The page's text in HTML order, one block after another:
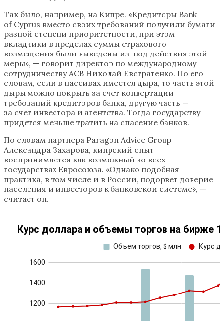
Так было, например, на Кипре. «Кредиторы Bank
of Cyprus вместо своих требований получили бумаги
разной степени приоритетности, при этом
вкладчики в пределах суммы страхового
возмещения были выведены из-под действия этой
меры», — говорит директор по международному
сотрудничеству АСВ Николай Евстратенко. По его
словам, если в пассивах имеется дыра, то часть этой
дыры можно покрыть за счет конвертации
требований кредиторов банка, другую часть —
за счет инвестора и агентства. Тогда государству
придется меньше тратить на спасение банков.
По словам партнера Paragon Advice Group
Александра Захарова, кипрский опыт
воспринимается как возможный во всех
государствах Евросоюза. «Однако подобная
практика, в том числе и в России, подорвет доверие
населения и инвесторов к банковской системе», —
считает он.